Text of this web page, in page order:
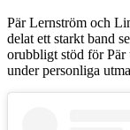
Pär Lernström och
delat ett starkt band
orubbligt stöd för Pär
under personliga